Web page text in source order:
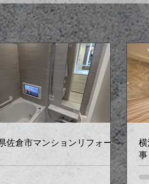
佐倉市マンションリフォーム
事